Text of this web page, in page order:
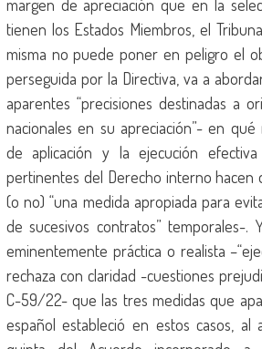
margen de apreciación que en la
tienen los Estados Miembros, el
misma no puede poner en peligro el
perseguida por la Directiva, va a
aparentes “precisiones destinadas a
nacionales en su apreciación”- en qué
de aplicación y la ejecución
pertinentes del Derecho interno hacen
(o no) “una medida apropiada para
de sucesivos contratos” temporales-.
eminentemente práctica o realista
rechaza con claridad -cuestiones
C-59/22- que las tres medidas que
español estableció en estos casos, al